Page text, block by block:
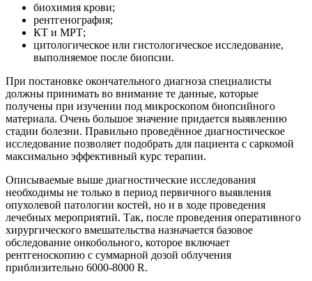
биохимия крови;
рентгенография;
КТ и МРТ;
цитологическое или гистологическое исследование,
выполняемое после биопсии.
При постановке окончательного диагноза специалисты
должны принимать во внимание те данные, которые
получены при изучении под микроскопом биопсийного
материала. Очень большое значение придается выявлению
стадии болезни. Правильно проведённое диагностическое
исследование позволяет подобрать для пациента с саркомой
максимально эффективный курс терапии.
Описываемые выше диагностические исследования
необходимы не только в период первичного выявления
опухолевой патологии костей, но и в ходе проведения
лечебных мероприятий. Так, после проведения оперативного
хирургического вмешательства назначается базовое
обследование онкобольного, которое включает
рентгеноскопию с суммарной дозой облучения
приблизительно 6000-8000 R.